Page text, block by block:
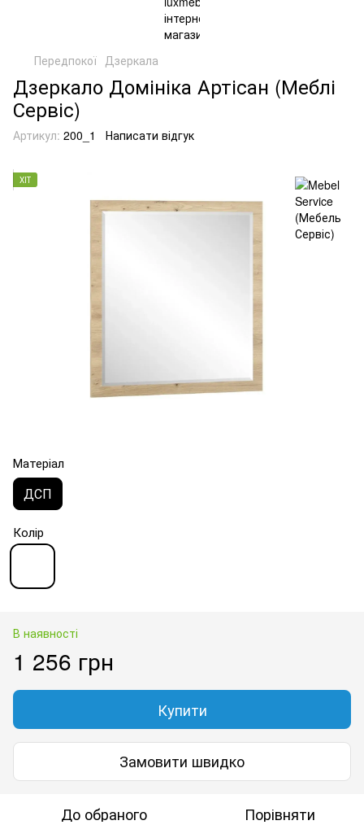
Передпокої Дзеркала
Дзеркало Домініка Артісан (Меблі
Сервіс)
Артикул: 200_1 Написати відгук
ХІТ
Матеріал
ДСП
Колір
В наявності
1 256 грн
Купити
Замовити швидко
До обраного Порівняти